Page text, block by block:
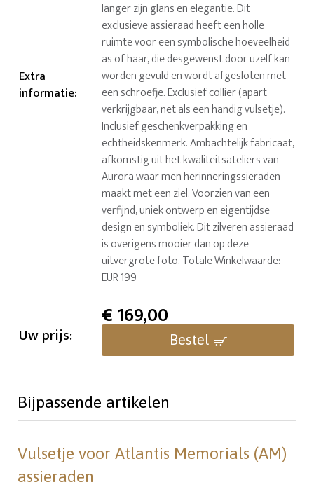
Extra
informatie:
langer zijn glans en elegantie. Dit
exclusieve assieraad heeft een holle
ruimte voor een symbolische hoeveelheid
as of haar, die desgewenst door uzelf kan
worden gevuld en wordt afgesloten met
een schroefje. Exclusief collier (apart
verkrijgbaar, net als een handig vulsetje).
Inclusief geschenkverpakking en
echtheidskenmerk. Ambachtelijk fabricaat,
afkomstig uit het kwaliteitsateliers van
Aurora waar men herinneringssieraden
maakt met een ziel. Voorzien van een
verfijnd, uniek ontwerp en eigentijdse
design en symboliek. Dit zilveren assieraad
is overigens mooier dan op deze
uitvergrote foto. Totale Winkelwaarde:
EUR 199
Uw prijs:
€169,00
Bestel
Bijpassende artikelen
Vulsetje voor Atlantis Memorials (AM)
assieraden